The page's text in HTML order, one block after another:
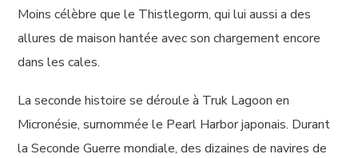
Moins célèbre que le Thistlegorm, qui lui aussi a des
allures de maison hantée avec son chargement encore
dans les cales.
La seconde histoire se déroule à Truk Lagoon en
Micronésie, surnommée le Pearl Harbor japonais. Durant
la Seconde Guerre mondiale, des dizaines de navires de